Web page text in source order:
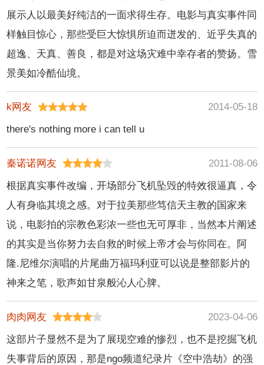
展示人以最美好纯洁的一面求得生存。电影与真实事件同
样触目惊心，那些受巨大惊惧所迫而迸发的、近乎失真的
超逸、天真、善良，都是对这场灾难中幸存者的赞扬。雪
景美如冷酷仙境。
k网友
2014-05-18
there's nothing more i can tell u
秦诺诺网友
2011-08-06
根据真实事件改编，开场部分飞机坠毁的特效很逼真，令
人有身临其境之感。对于拉美那些笃信天主教的国家来
说，电影拍的宗教色彩浓一些也无可厚非，当然本片阐述
的其实是当你努力去自救的时候上帝才会与你同在。阿
隆.尼维尔演唱的片尾曲万福玛利亚可以说是整部影片的
神来之笔，歌声如甘泉般沁人心脾。
肉肉网友
2023-04-06
这部片子显然不是为了展现空难的惨烈，也不是挖掘飞机
失事背后的原因，那是ngo频道纪录片《空中浩劫》的强